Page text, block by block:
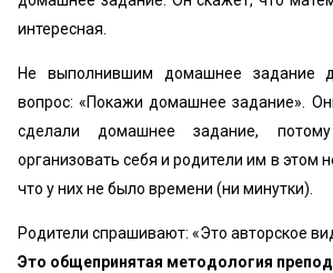
интересная.
Не выполнившим домашнее задание
вопрос: «‎Покажи домашнее задание».
сделали домашнее задание,
организовать себя и родители им в этом
что у них не было времени (ни минутки).
Родители спрашивают: «‎Это авторское
Это общепринятая методология